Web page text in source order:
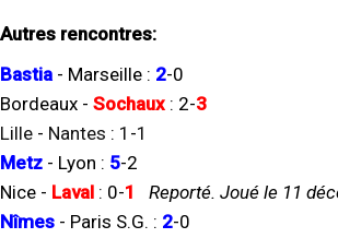
Autres rencontres:
Bastia - Marseille : 2-0
Bordeaux - Sochaux : 2-3
Lille - Nantes : 1 -1
Metz - Lyon : 5-2
Nice - Laval : 0-1
Reporté. Joué le 11
Nîmes - Paris S.G. : 2-0